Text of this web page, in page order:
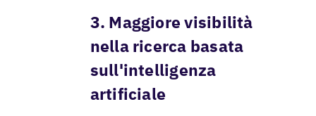
3. Maggiore visibilità
nella ricerca basata
sull'intelligenza
artificiale